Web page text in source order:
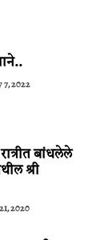
2022
बांधलेले
श्री
2020